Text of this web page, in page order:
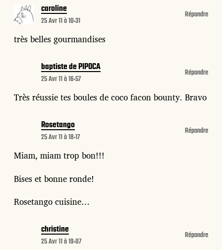
caroline
25 Avr 11 à 10:31
très belles gourmandises
Répondre
baptiste de PIPOCA
25 Avr 11 à 16:57
Très réussie tes boules de coco facon bounty. Bravo
Répondre
Rosetango
25 Avr 11 à 18:17
Miam, miam trop bon!!!
Bises et bonne ronde!
Rosetango cuisine…
Répondre
christine
25 Avr 11 à 19:07
Répondre